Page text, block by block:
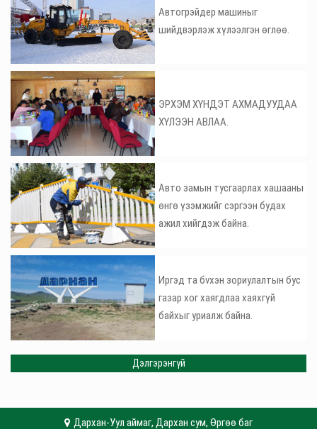
Автогрэйдер машиныг
шийдвэрлэж хүлээлгэн өглөө.
ЭРХЭМ ХҮНДЭТ АХМАДУУДАА
ХҮЛЭЭН АВЛАА.
Авто замын тусгаарлах хашааны
өнгө үзэмжийг сэргээн будах
ажил хийгдэж байна.
Иргэд та бvхэн зориулалтын бус
газар хог хаягдлаа хаяхгүй
байхыг уриалж байна.
Дэлгэрэнгүй
Дархан-Уул аймаг, Дархан сум, Өргөө баг